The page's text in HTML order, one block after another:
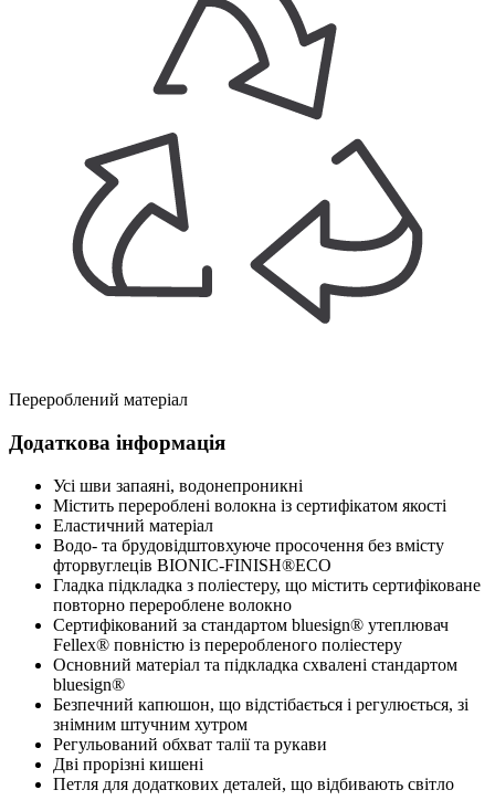
Перероблений матеріал
Додаткова інформація
Усі шви запаяні, водонепроникні
Містить перероблені волокна із сертифікатом якості
Еластичний матеріал
Водо- та брудовідштовхуюче просочення без вмісту
фторвуглеців BIONIC-FINISH®ECO
Гладка підкладка з поліестеру, що містить сертифіковане
повторно перероблене волокно
Сертифікований за стандартом bluesign® утеплювач
Fellex® повністю із переробленого поліестеру
Основний матеріал та підкладка схвалені стандартом
bluesign®
Безпечний капюшон, що відстібається і регулюється, зі
знімним штучним хутром
Регульований обхват талії та рукави
Дві прорізні кишені
Петля для додаткових деталей, що відбивають світло